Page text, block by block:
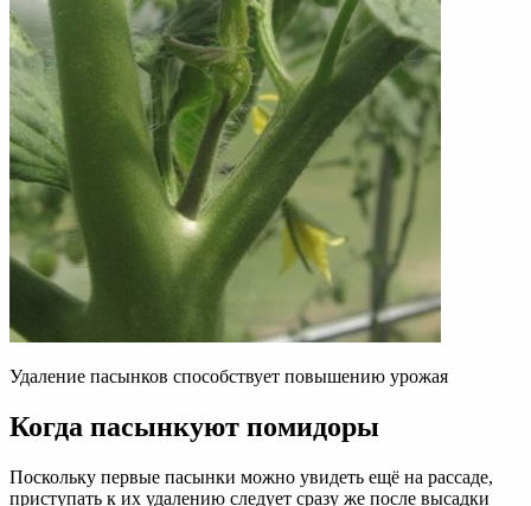
Удаление пасынков способствует повышению урожая
Когда пасынкуют помидоры
Поскольку первые пасынки можно увидеть ещё на рассаде,
приступать к их удалению следует сразу же после высадки